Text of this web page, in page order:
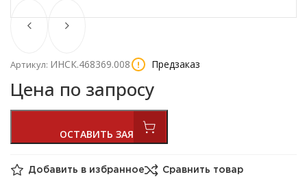
Артикул: ИНСК.468369.008 Предзаказ
Цена по запросу
Добавить в избранное Сравнить товар